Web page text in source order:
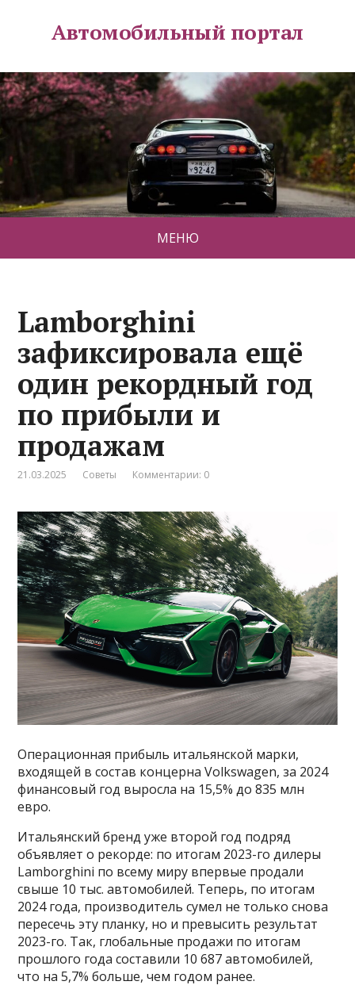
Автомобильный портал
МЕНЮ
Lamborghini
зафиксировала ещё
один рекордный год
по прибыли и
продажам
21.03.2025 Советы Комментарии: 0
Операционная прибыль итальянской марки,
входящей в состав концерна Volkswagen, за 2024
финансовый год выросла на 15,5% до 835 млн
евро.
Итальянский бренд уже второй год подряд
объявляет о рекорде: по итогам 2023-го дилеры
Lamborghini по всему миру впервые продали
свыше 10 тыс. автомобилей. Теперь, по итогам
2024 года, производитель сумел не только снова
пересечь эту планку, но и превысить результат
2023-го. Так, глобальные продажи по итогам
прошлого года составили 10 687 автомобилей,
что на 5,7% больше, чем годом ранее.